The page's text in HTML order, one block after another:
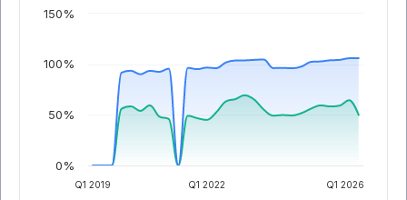
Q1 2019 Q1 2022 Q1 2026
0%
50%
100%
150%